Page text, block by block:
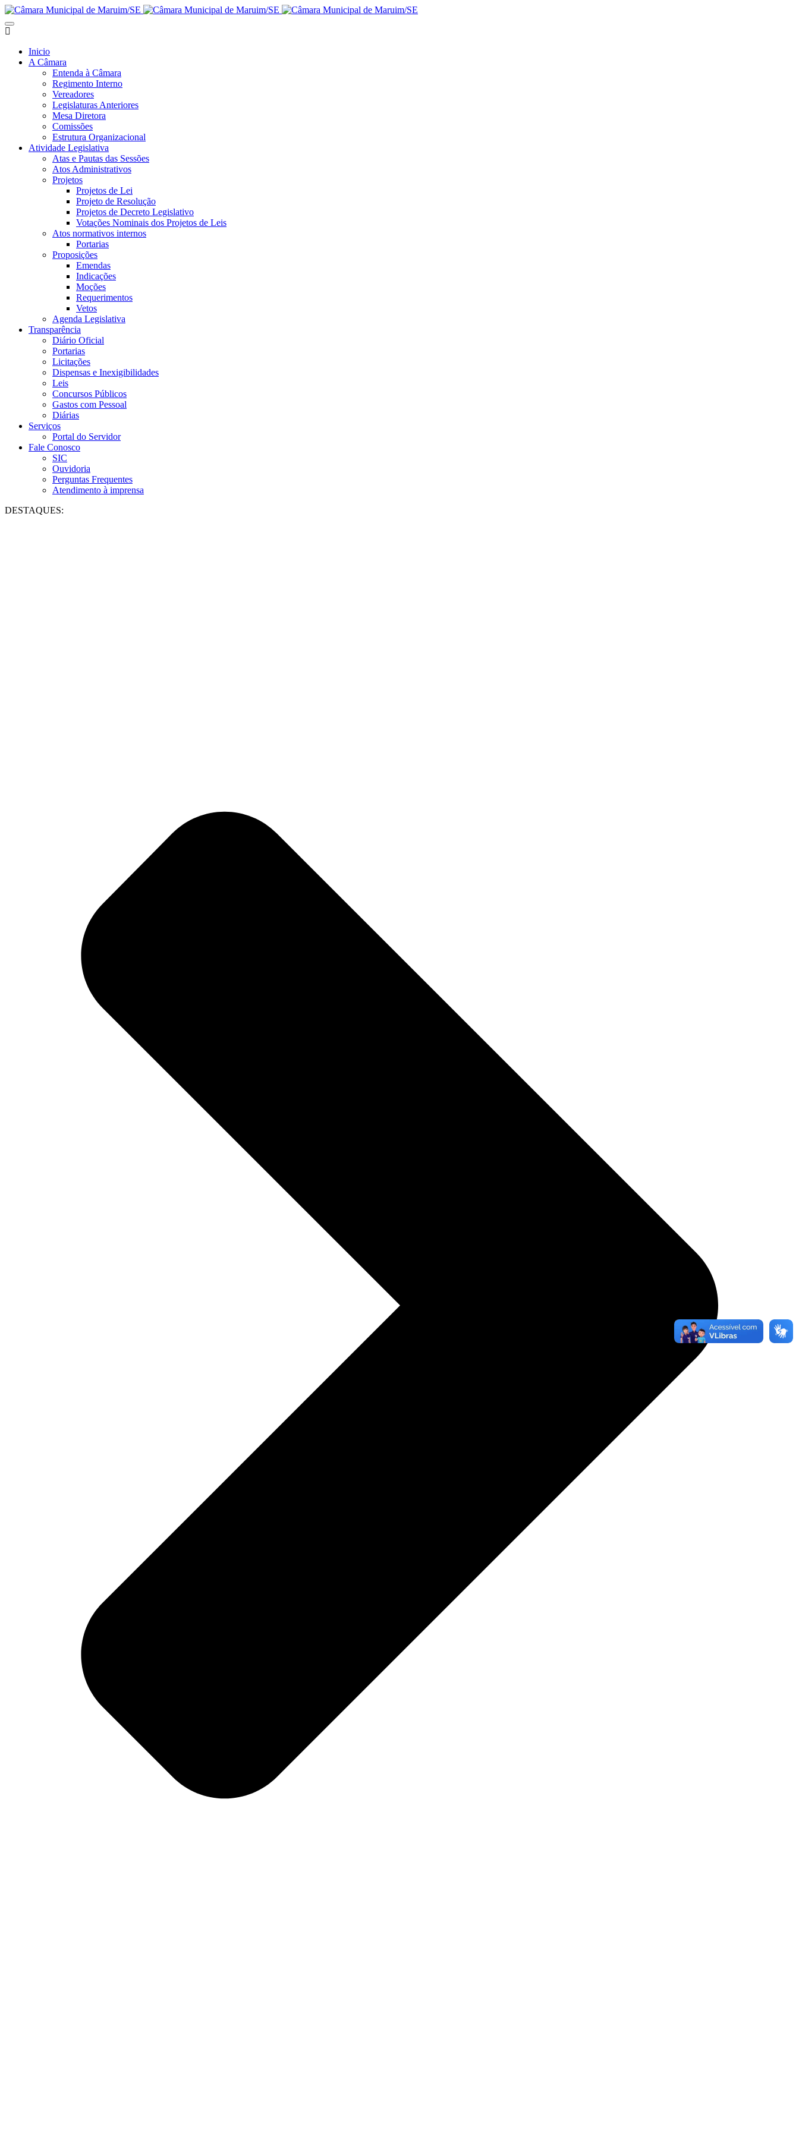
Inicio
A Câmara
Entenda à Câmara
Regimento Interno
Vereadores
Legislaturas Anteriores
Mesa Diretora
Comissões
Estrutura Organizacional
Atividade Legislativa
Atas e Pautas das Sessões
Atos Administrativos
Projetos
Projetos de Lei
Projeto de Resolução
Projetos de Decreto Legislativo
Votações Nominais dos Projetos de Leis
Atos normativos internos
Portarias
Proposições
Emendas
Indicações
Moções
Requerimentos
Vetos
Agenda Legislativa
Transparência
Diário Oficial
Portarias
Licitações
Dispensas e Inexigibilidades
Leis
Concursos Públicos
Gastos com Pessoal
Diárias
Serviços
Portal do Servidor
Fale Conosco
SIC
Ouvidoria
Perguntas Frequentes
Atendimento à imprensa
DESTAQUES: